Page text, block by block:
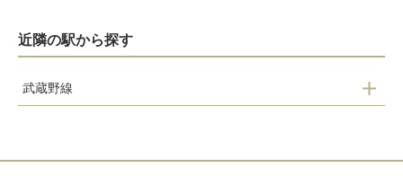
近隣の駅から探す
武蔵野線